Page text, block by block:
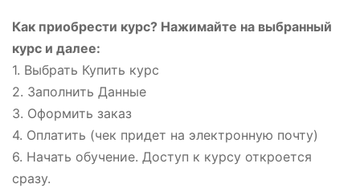
Как приобрести курс? Нажимайте на выбранный
курс и далее:
1. Выбрать Купить курс
2. Заполнить Данные
3. Оформить заказ
4. Оплатить (чек придет на электронную почту)
6. Начать обучение. Доступ к курсу откроется
сразу.